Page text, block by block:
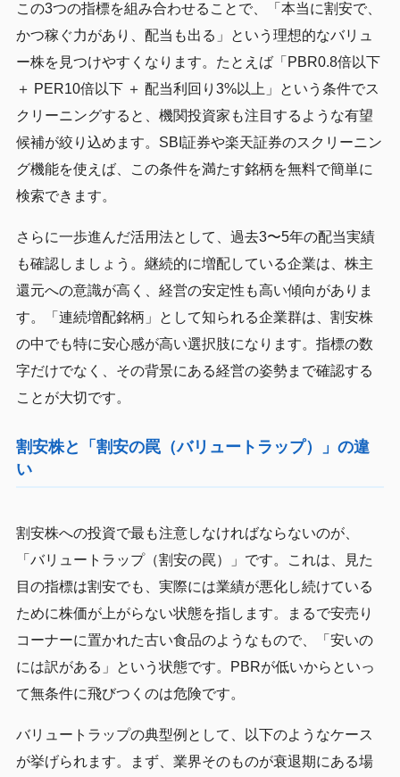
この3つの指標を組み合わせることで、「本当に割安で、
かつ稼ぐ力があり、配当も出る」という理想的なバリュ
ー株を見つけやすくなります。たとえば「PBR0.8倍以下
＋ PER10倍以下 ＋ 配当利回り3%以上」という条件でス
クリーニングすると、機関投資家も注目するような有望
候補が絞り込めます。SBI証券や楽天証券のスクリーニン
グ機能を使えば、この条件を満たす銘柄を無料で簡単に
検索できます。
さらに一歩進んだ活用法として、過去3〜5年の配当実績
も確認しましょう。継続的に増配している企業は、株主
還元への意識が高く、経営の安定性も高い傾向がありま
す。「連続増配銘柄」として知られる企業群は、割安株
の中でも特に安心感が高い選択肢になります。指標の数
字だけでなく、その背景にある経営の姿勢まで確認する
ことが大切です。
割安株と「割安の罠（バリュートラップ）」の違
い
割安株への投資で最も注意しなければならないのが、
「バリュートラップ（割安の罠）」です。これは、見た
目の指標は割安でも、実際には業績が悪化し続けている
ために株価が上がらない状態を指します。まるで安売り
コーナーに置かれた古い食品のようなもので、「安いの
には訳がある」という状態です。PBRが低いからといっ
て無条件に飛びつくのは危険です。
バリュートラップの典型例として、以下のようなケース
が挙げられます。まず、業界そのものが衰退期にある場